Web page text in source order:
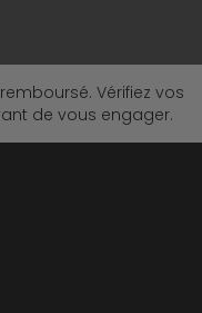
Vérifiez vos
de vous engager.